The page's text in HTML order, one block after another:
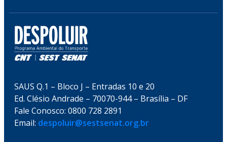
SAUS Q.1 – Bloco J – Entradas 10 e 20
Ed. Clésio Andrade – 70070-944 – Brasília – DF
Fale Conosco: 0800 728 2891
Email: despoluir@sestsenat.org.br